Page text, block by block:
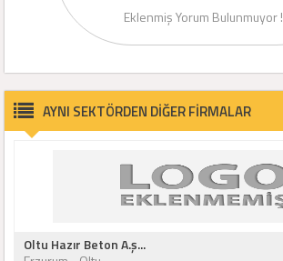
Eklenmiş Yorum Bulunmuyor !
AYNI SEKTÖRDEN DİĞER FİRMALAR
Oltu Hazır Beton A.ş...